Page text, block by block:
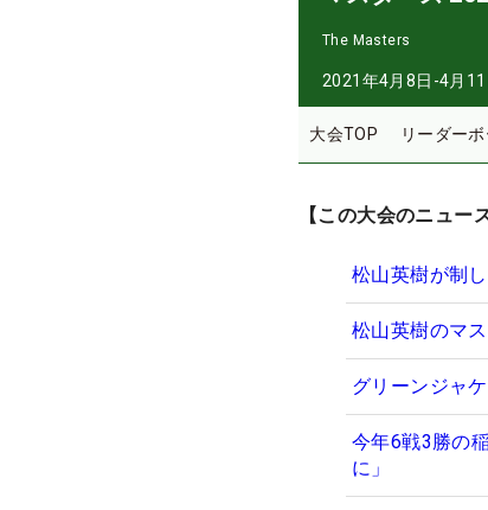
The Masters
2021年4月8日-4月11
大会TOP リーダーボ
【この大会のニュース
松山英樹が制
松山英樹のマ
グリーンジャ
今年6戦3勝の
に」